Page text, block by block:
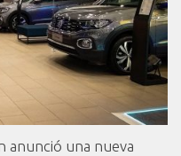
anunció una nueva